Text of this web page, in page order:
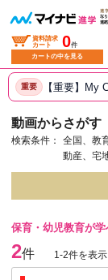
資料請求
カート
0件
カートの中を見る
重要 【重要】My
動画からさがす
検索条件：
全国、教
動産、宅
保育・幼児教育が
2件 1-2件を表示